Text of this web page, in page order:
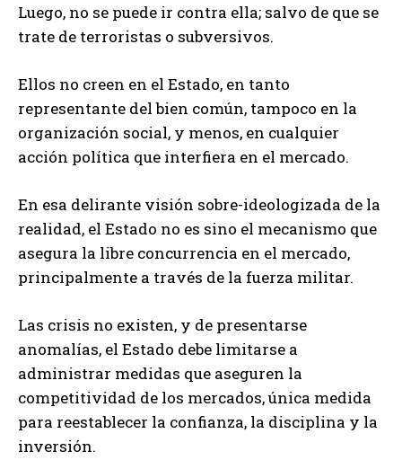
Luego, no se puede ir contra ella; salvo de que se
trate de terroristas o subversivos.
Ellos no creen en el Estado, en tanto
representante del bien común, tampoco en la
organización social, y menos, en cualquier
acción política que interfiera en el mercado.
En esa delirante visión sobre-ideologizada de la
realidad, el Estado no es sino el mecanismo que
asegura la libre concurrencia en el mercado,
principalmente a través de la fuerza militar.
Las crisis no existen, y de presentarse
anomalías, el Estado debe limitarse a
administrar medidas que aseguren la
competitividad de los mercados, única medida
para reestablecer la confianza, la disciplina y la
inversión.